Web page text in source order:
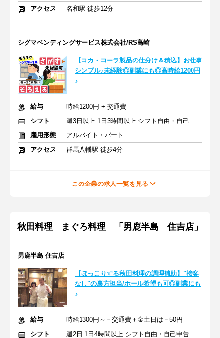
アクセス
名和駅 徒歩12分
シグマベンディングサービス株式会社/RS高崎
【コカ・コーラ製品の仕分け＆積込】お仕事
シンプル♪未経験◎副業にも◎高時給1200円
♪
給与
時給1200円 + 交通費
シフト
週3日以上 1日3時間以上 シフト自由・自己申告
雇用形態
アルバイト・パート
アクセス
群馬八幡駅 徒歩4分
この企業の求人一覧を見る
秋田料理 まぐろ料理 「男鹿半島 住吉店」
男鹿半島 住吉店
【ほっこりする秋田料理の調理補助】"接客
なし"の裏方担当/ホール希望も可◎副業にも
♪
給与
時給1300円～＋交通費＋金土日は＋50円
シフト
週2日 1日4時間以上 シフト自由・自己申告